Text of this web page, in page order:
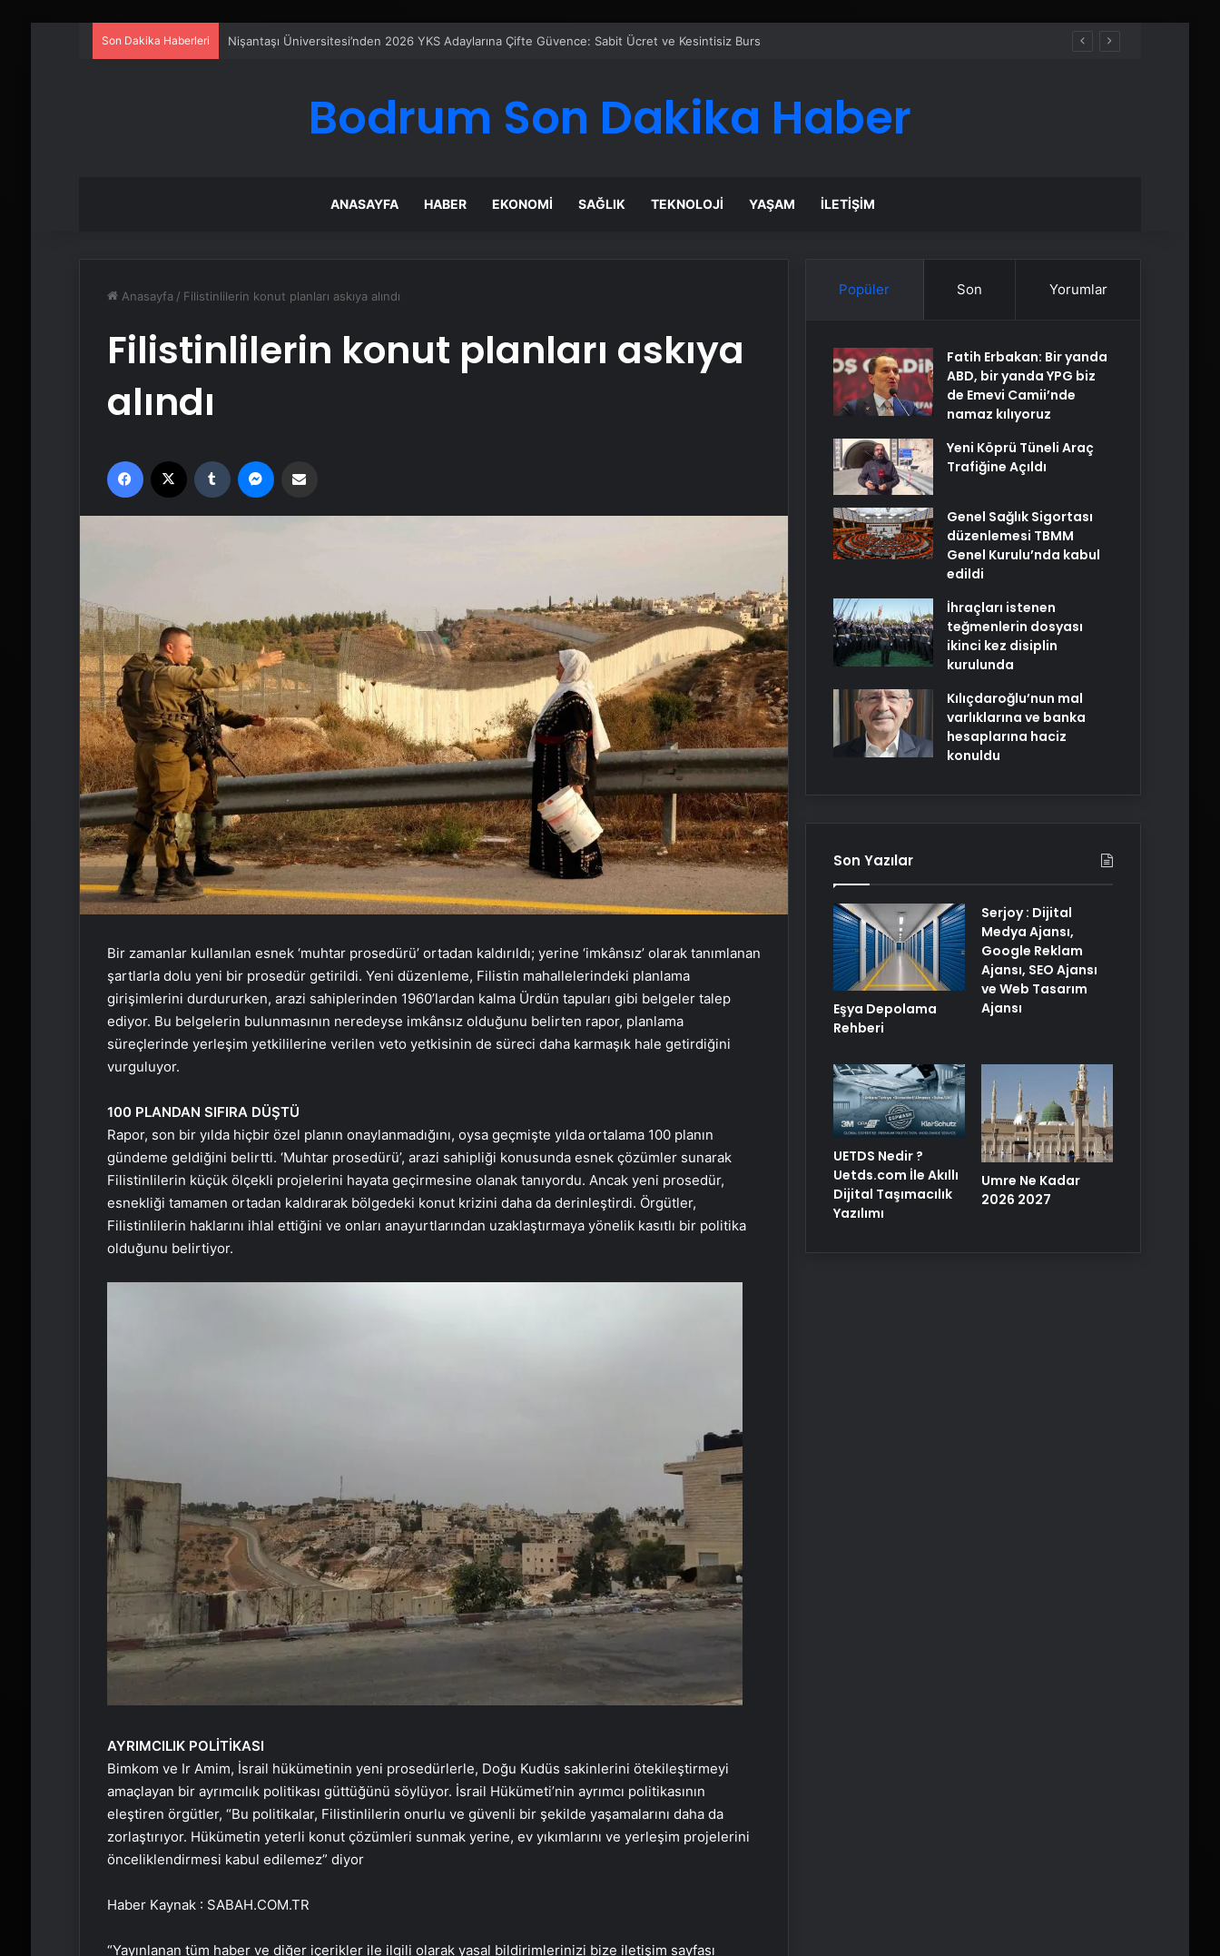
Son Dakika Haberleri Eşya Depolama Rehberi
Bodrum Son Dakika Haber
ANASAYFA HABER EKONOMI SAĞLIK TEKNOLOJI YAŞAM İLETIŞIM
Anasayfa / Filistinlilerin konut planları askıya alındı
Filistinlilerin konut planları askıya
alındı
Facebook Tumblr
Bir zamanlar kullanılan esnek ‘muhtar prosedürü’ ortadan kaldırıldı; yerine ‘imkânsız’ olarak tanımlanan
şartlarla dolu yeni bir prosedür getirildi. Yeni düzenleme, Filistin mahallelerindeki planlama
girişimlerini durdururken, arazi sahiplerinden 1960’lardan kalma Ürdün tapuları gibi belgeler talep
ediyor. Bu belgelerin bulunmasının neredeyse imkânsız olduğunu belirten rapor, planlama
süreçlerinde yerleşim yetkililerine verilen veto yetkisinin de süreci daha karmaşık hale getirdiğini
vurguluyor.
100 PLANDAN SIFIRA DÜŞTÜ
Rapor, son bir yılda hiçbir özel planın onaylanmadığını, oysa geçmişte yılda ortalama 100 planın
gündeme geldiğini belirtti. ‘Muhtar prosedürü’, arazi sahipliği konusunda esnek çözümler sunarak
Filistinlilerin küçük ölçekli projelerini hayata geçirmesine olanak tanıyordu. Ancak yeni prosedür,
esnekliği tamamen ortadan kaldırarak bölgedeki konut krizini daha da derinleştirdi. Örgütler,
Filistinlilerin haklarını ihlal ettiğini ve onları anayurtlarından uzaklaştırmaya yönelik kasıtlı bir politika
olduğunu belirtiyor.
AYRIMCILIK POLİTİKASI
Bimkom ve Ir Amim, İsrail hükümetinin yeni prosedürlerle, Doğu Kudüs sakinlerini ötekileştirmeyi
amaçlayan bir ayrımcılık politikası güttüğünü söylüyor. İsrail Hükümeti’nin ayrımcı politikasının
eleştiren örgütler, “Bu politikalar, Filistinlilerin onurlu ve güvenli bir şekilde yaşamalarını daha da
zorlaştırıyor. Hükümetin yeterli konut çözümleri sunmak yerine, ev yıkımlarını ve yerleşim projelerini
önceliklendirmesi kabul edilemez” diyor
Haber Kaynak : SABAH.COM.TR
“Yayınlanan tüm haber ve diğer içerikler ile ilgili olarak yasal bildirimlerinizi bize iletişim sayfası
Vira Assistance’tan Türkiye
Genelinde Güvenli Araç Taşıma ve
Yol Yardım Atağı
Ankara Yatak Yıkama Hizmetleriyle
Popüler Son Yorumlar
Fatih Erbakan: Bir yanda
ABD, bir yanda YPG biz
de Emevi Camii’nde
namaz kılıyoruz
Yeni Köprü Tüneli Araç
Trafiğine Açıldı
Genel Sağlık Sigortası
düzenlemesi TBMM
Genel Kurulu’nda kabul
edildi
İhraçları istenen
teğmenlerin dosyası
ikinci kez disiplin
kurulunda
Kılıçdaroğlu’nun mal
varlıklarına ve banka
hesaplarına haciz
konuldu
Son Yazılar
Eşya Depolama
Rehberi
Serjoy : Dijital
Medya Ajansı,
Google Reklam
Ajansı, SEO Ajansı
ve Web Tasarım
Ajansı
UETDS Nedir ?
Uetds.com İle Akıllı
Dijital Taşımacılık
Yazılımı
Umre Ne Kadar
2026 2027